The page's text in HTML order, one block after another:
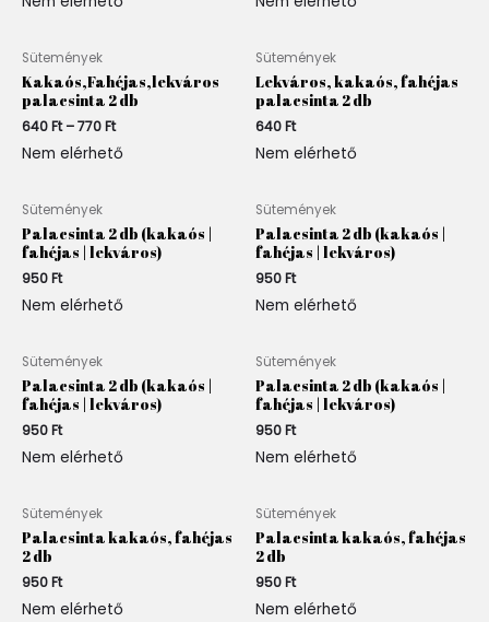
Sütemények
Kakaós,Fahéjas,lekváros
palacsinta 2 db
640Ft –770Ft
640 Ft
-
770 Ft
Nem elérhető
Sütemények
Lekváros, kakaós, fahéjas
palacsinta 2 db
640Ft
Nem elérhető
Sütemények
Palacsinta 2 db (kakaós |
fahéjas | lekváros)
950Ft
Nem elérhető
Sütemények
Palacsinta 2 db (kakaós |
fahéjas | lekváros)
950Ft
Nem elérhető
Sütemények
Palacsinta 2 db (kakaós |
fahéjas | lekváros)
950Ft
Nem elérhető
Sütemények
Palacsinta 2 db (kakaós |
fahéjas | lekváros)
950Ft
Nem elérhető
Sütemények
Palacsinta kakaós, fahéjas
2 db
950Ft
Nem elérhető
Sütemények
Palacsinta kakaós, fahéjas
2 db
950Ft
Nem elérhető